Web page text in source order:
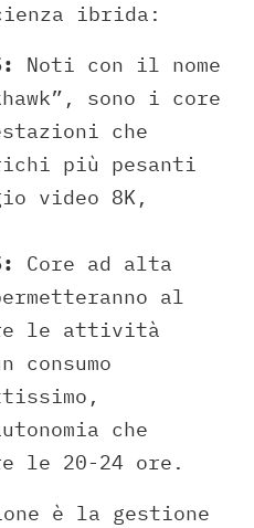
ibrida:
Noti con il nome
sono i core
che
più pesanti
video 8K,
Core ad alta
al
le attività
consumo
che
le 20-24 ore.
è la gestione